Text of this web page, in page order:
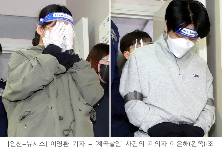
[인천=뉴시스] 이영환 기자 = '계곡살인' 사건의 피의자 이은해(왼쪽)·조